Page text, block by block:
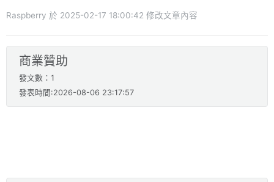
Raspberry 於 2025-02-17 18:00:42 修改文章內容
商業贊助
發文數：1
發表時間:2026-08-06 23:17:57